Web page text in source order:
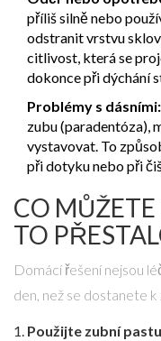
příliš silně nebo
odstranit vrstvu
citlivost, která se
dokonce při dýchání
Problémy s dásními:
zubu (paradentóza),
vystavovat. To
při dotyku nebo při
CO
TO
Domácí řešení nejsou
den, než se dostanete k
Použijte zubní